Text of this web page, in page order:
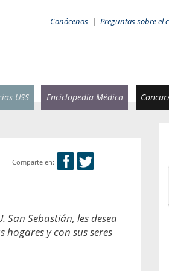
Conócenos | Preguntas sobre el
USS Enciclopedia Médica
Comparte en:
San Sebastián, les desea
y con sus seres
¿Cuándo será urgente la